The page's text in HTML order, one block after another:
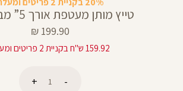
טייץ מותן מעטפת אורך 5” מבד ilios
מחיר
מוצר
199.90 ₪
159.92 ש"ח בקניית 2 פריטים ומעלה